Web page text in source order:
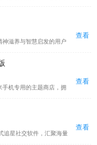
畅享沉浸式的大片观看体
观看需求。
神滋养与智慧启发的用户
圣经中的智慧与真理。全
言如在耳畔，给予用户沉
聆听中收获宁静与升华。
查看
手机专用的主题商店，拥
进行优化改良，可使手机
下载站可下载体验这一
能优化的主题商店APP 。
查看
追星社交软件，汇聚海量
查看